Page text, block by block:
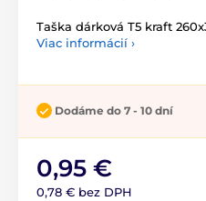
Taška dárková T5 kraft
Viac informácií ›
Dodáme do 7 - 10 dní
0,95 €
0,78 € bez DPH